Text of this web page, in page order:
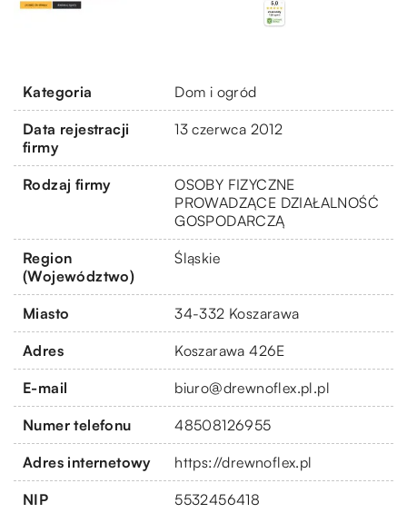
Kategoria Dom i ogród
Data rejestracji
firmy
13 czerwca 2012
Rodzaj firmy
OSOBY FIZYCZNE
PROWADZĄCE DZIAŁALNOŚĆ
GOSPODARCZĄ
Region
(Województwo)
Śląskie
Miasto 34-332 Koszarawa
Adres Koszarawa 426E
E-mail biuro@drewnoflex.pl.pl
Numer telefonu 48508126955
Adres internetowy https://drewnoflex.pl
NIP 5532456418